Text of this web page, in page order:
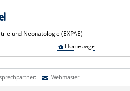
und Neonatologie (EXPAE)
Homepage
Webmaster